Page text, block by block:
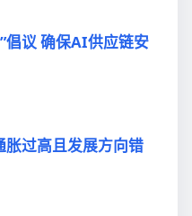
倡议 确保AI供应链安
胀过高且发展方向错